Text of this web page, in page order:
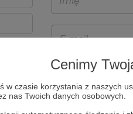
Cenimy
w czasie korzystania z naszych
nas Twoich danych osobowych.
i